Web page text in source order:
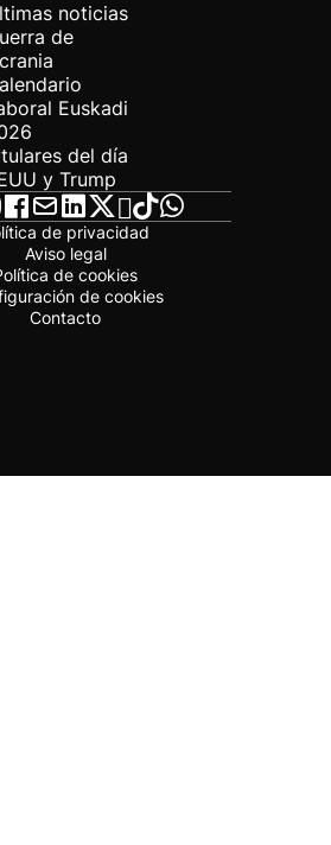
noticias
de
Euskadi
del día
y Trump
de privacidad
Aviso legal
de cookies
de cookies
Contacto